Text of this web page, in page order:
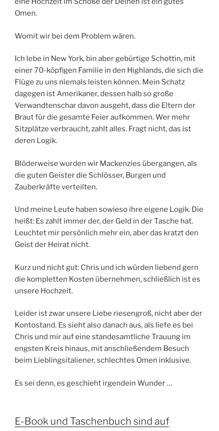
Omen.
Womit wir bei dem Problem wären.
Ich lebe in New York, bin aber gebürtige Schottin, mit
einer 70-köpfigen Familie in den Highlands, die sich die
Flüge zu uns niemals leisten können. Mein Schatz
dagegen ist Amerikaner, dessen halb so große
Verwandtenschar davon ausgeht, dass die Eltern der
Braut für die gesamte Feier aufkommen. Wer mehr
Sitzplätze verbraucht, zahlt alles. Fragt nicht, das ist
deren Logik.
Blöderweise wurden wir Mackenzies übergangen, als
die guten Geister die Schlösser, Burgen und
Zauberkräfte verteilten.
Und meine Leute haben sowieso ihre eigene Logik. Die
heißt: Es zahlt immer der, der Geld in der Tasche hat.
Leuchtet mir persönlich mehr ein, aber das kratzt den
Geist der Heirat nicht.
Kurz und nicht gut: Chris und ich würden liebend gern
die kompletten Kosten übernehmen, schließlich ist es
unsere Hochzeit.
Leider ist zwar unsere Liebe riesengroß, nicht aber der
Kontostand. Es sieht also danach aus, als liefe es bei
Chris und mir auf eine standesamtliche Trauung im
engsten Kreis hinaus, mit anschließendem Besuch
beim Lieblingsitaliener, schlechtes Omen inklusive.
Es sei denn, es geschieht irgendein Wunder …
E-Book und Taschenbuch sind auf